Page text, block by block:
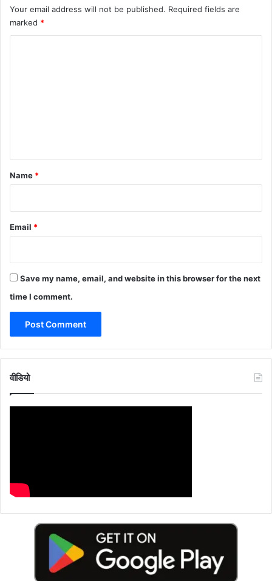
Your email address will not be published. Required fields are
marked *
*
Name *
Email *
Save my name, email, and website in this browser for the next
time I comment.
वीडियो